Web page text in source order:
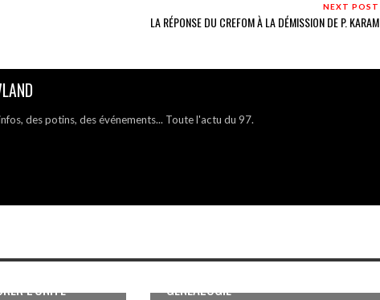
NEXT POST
LA RÉPONSE DU CREFOM À LA DÉMISSION DE P. KARAM
des potins, des événements... Toute l'actu du 97.
L’UNITÉ
GÉNÉALOGIE